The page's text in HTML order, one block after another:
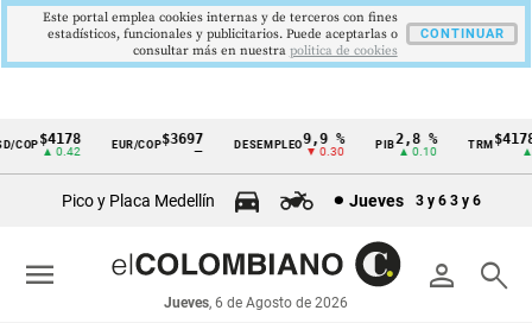
Cintillo
económicos
Colombia
$4178
▲ 0.42
EUR/COP$3697 DESEMPLEO 9,9 %
▼ 0.30
PIB2,8 %
▲ 0.10
TRM
▲
Pico y Placa Medellín Jueves 3 y 6 3 y 6
person search
Jueves, 6 de Agosto de 2026
menu
Este portal emplea cookies internas y de terceros con fines
estadísticos, funcionales y publicitarios. Puede aceptarlas o
consultar más en nuestra politica de cookies
CONTINUAR